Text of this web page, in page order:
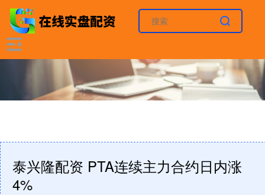
泰兴隆配资 PTA连续主力合约日内涨
4%